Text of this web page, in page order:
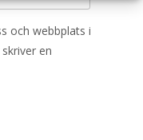
och webbplats i
en